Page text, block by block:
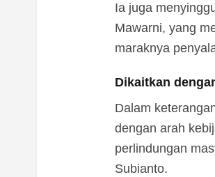
Ia juga
Mawarni, yang
maraknya
Dikaitkan
Dalam
dengan arah
perlindungan
Subianto.